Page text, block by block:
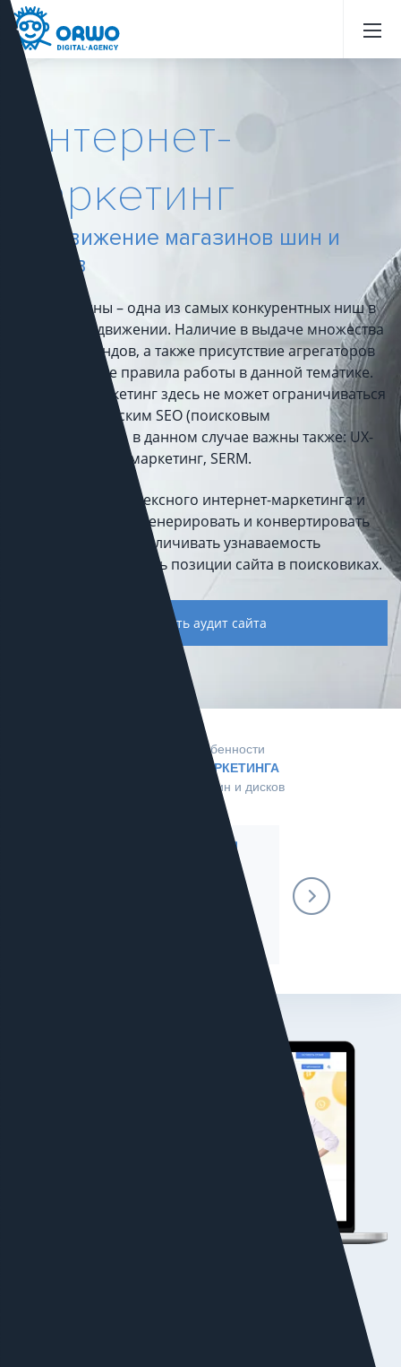
Интернет-
маркетинг
Продвижение магазинов шин и
дисков
Диски и шины – одна из самых конкурентных ниш в
онлайн-продвижении. Наличие в выдаче множества
сильных брендов, а также присутствие агрегаторов
диктуют новые правила работы в данной тематике.
Интернет-маркетинг здесь не может ограничиваться
лишь классическим SEO (поисковым
продвижением), в данном случае важны также: UX-
дизайн, контент-маркетинг, SERM.
С помощью комплексного интернет-маркетинга и
аналитики можно генерировать и конвертировать
заявки в заказы, увеличивать узнаваемость
магазина и повышать позиции сайта в поисковиках.
Заказать аудит сайта
Главные особенности
ИНТЕРНЕТ-МАРКЕТИНГА
для магазинов шин и дисков
Назад
Назад
Назад
Назад
Назад
Назад
Назад
Назад
Назад
Назад
Назад
Назад
Назад
Назад
Назад
Назад
Назад
Назад
Назад
Назад